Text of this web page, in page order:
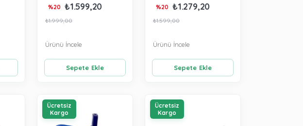
₺1.599,20
₺1.999,00
%20
Sepete Ekle
Ürünü İncele
₺1.279,20
₺1.599,00
%20
Sepete Ekle
Ürünü İncele
Ücretsiz
Kargo
Ücretsiz
Kargo